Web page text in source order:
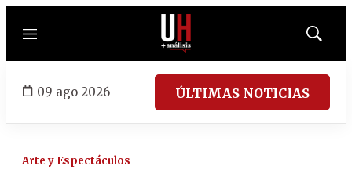
Menú
Mostrar
09 ago 2026 ÚLTIMAS NOTICIAS
Arte y Espectáculos